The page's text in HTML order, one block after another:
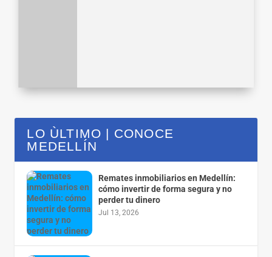
LO ÙLTIMO | CONOCE
MEDELLÍN
Remates inmobiliarios en Medellín:
cómo invertir de forma segura y no
perder tu dinero
Jul 13, 2026